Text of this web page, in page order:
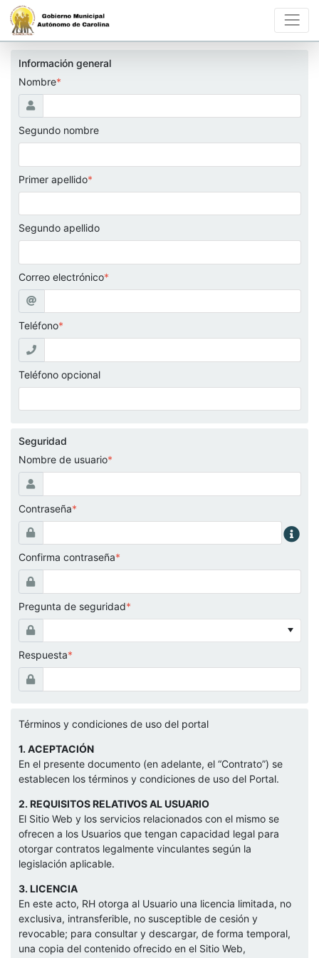
Información general
Nombre*
Segundo nombre
Primer apellido*
Segundo apellido
Correo electrónico*
Teléfono*
Teléfono opcional
Seguridad
Nombre de usuario*
Contraseña*
Confirma contraseña*
Pregunta de seguridad*
Respuesta*
Términos y condiciones de uso del portal
1. ACEPTACIÓN
En el presente documento (en adelante, el “Contrato”) se
establecen los términos y condiciones de uso del Portal.
2. REQUISITOS RELATIVOS AL USUARIO
El Sitio Web y los servicios relacionados con el mismo se
ofrecen a los Usuarios que tengan capacidad legal para
otorgar contratos legalmente vinculantes según la
legislación aplicable.
3. LICENCIA
En este acto, RH otorga al Usuario una licencia limitada, no
exclusiva, intransferible, no susceptible de cesión y
revocable; para consultar y descargar, de forma temporal,
una copia del contenido ofrecido en el Sitio Web,